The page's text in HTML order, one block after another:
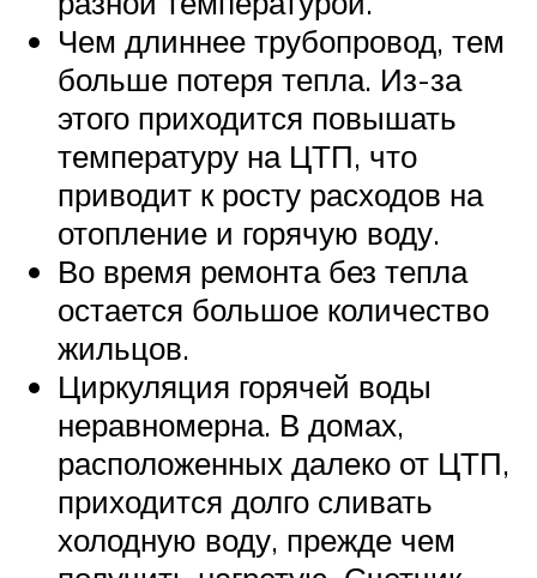
Чем длиннее трубопровод, тем
больше потеря тепла. Из-за
этого приходится повышать
температуру на ЦТП, что
приводит к росту расходов на
отопление и горячую воду.
Во время ремонта без тепла
остается большое количество
жильцов.
Циркуляция горячей воды
неравномерна. В домах,
расположенных далеко от ЦТП,
приходится долго сливать
холодную воду, прежде чем